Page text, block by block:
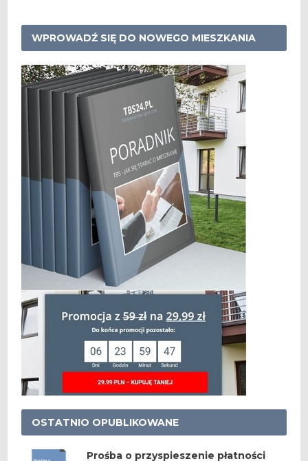
WPROWADŹ SIĘ DO NOWEGO MIESZKANIA
OSTATNIO OPUBLIKOWANE
Prośba o przyspieszenie płatności